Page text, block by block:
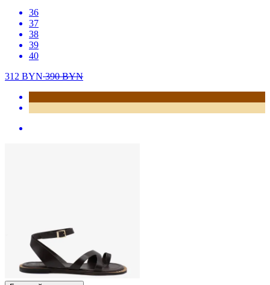
36
37
38
39
40
312 BYN390BYN